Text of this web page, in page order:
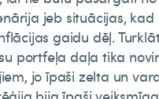
jeb situācijas,
gaidu dēļ.
portfeļa daļa tika
jo īpaši zelta un